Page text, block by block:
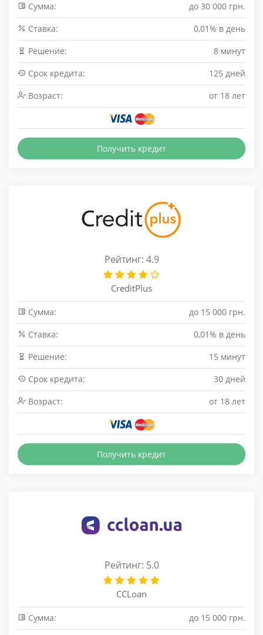
Сумма:
до 30 000 грн.
Cтавка:
0,01% в день
Решение:
8 минут
Срок кредита:
125 дней
Возраст:
от 18 лет
Получить кредит
Рейтинг: 4.9
CreditPlus
Сумма:
до 15 000 грн.
Cтавка:
0,01% в день
Решение:
15 минут
Срок кредита:
30 дней
Возраст:
от 18 лет
Получить кредит
Рейтинг: 5.0
CCLoan
Сумма:
до 15 000 грн.